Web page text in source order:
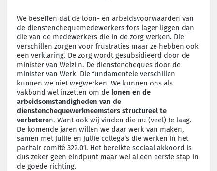
We beseffen dat de loon- en arbeidsvoorwaarden van
de dienstenchequemedewerkers fors lager liggen dan
die van de medewerkers die in de zorg werken. Die
verschillen zorgen voor frustraties maar ze hebben ook
een verklaring. De zorg wordt gesubsidieerd door de
minister van Welzijn. De dienstencheques door de
minister van Werk. Die fundamentele verschillen
kunnen we niet wegwerken. We kunnen ons als
vakbond wel inzetten om de lonen en de
arbeidsomstandigheden van de
dienstenchequewerkneemsters structureel te
verbeteren. Want ook wij vinden die nu (veel) te laag.
De komende jaren willen we daar werk van maken,
samen met jullie en jullie collega’s die werken in het
paritair comité 322.01. Het bereikte sociaal akkoord is
dus zeker geen eindpunt maar wel al een eerste stap in
de goede richting.